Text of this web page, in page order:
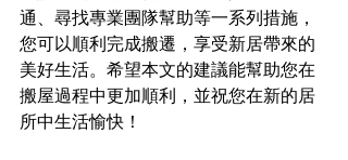
通、尋找專業團隊幫助等一系列措施，
您可以順利完成搬遷，享受新居帶來的
美好生活。希望本文的建議能幫助您在
搬屋過程中更加順利，並祝您在新的居
所中生活愉快！